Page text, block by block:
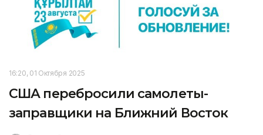
16:20, 01 Октября 2025
США перебросили самолеты-
заправщики на Ближний Восток